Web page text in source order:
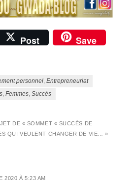
Post Save
personnel,Entrepreneuriat
,Femmes,Succès
DE « SOMMET « SUCCÈS DE
QUI VEULENT CHANGER DE VIE…
»
2020 À 5:23 AM